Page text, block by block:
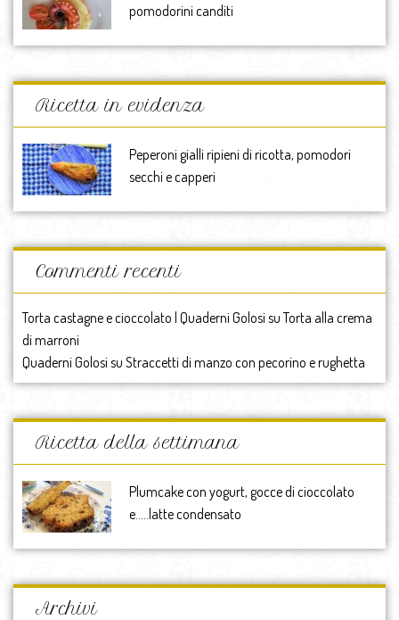
pomodorini canditi
Ricetta in evidenza
Peperoni gialli ripieni di ricotta, pomodori
secchi e capperi
Commenti recenti
Torta castagne e cioccolato | Quaderni Golosi suTorta alla crema
di marroni
Quaderni Golosi su Straccetti di manzo con pecorino e rughetta
Ricetta della settimana
Plumcake con yogurt, gocce di cioccolato
e…..latte condensato
Archivi